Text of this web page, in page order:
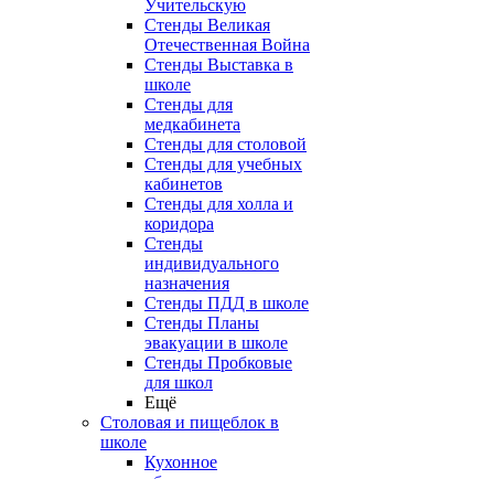
Учительскую
Стенды Великая
Отечественная Война
Стенды Выставка в
школе
Стенды для
медкабинета
Стенды для столовой
Стенды для учебных
кабинетов
Стенды для холла и
коридора
Стенды
индивидуального
назначения
Стенды ПДД в школе
Стенды Планы
эвакуации в школе
Стенды Пробковые
для школ
Ещё
Столовая и пищеблок в
школе
Кухонное